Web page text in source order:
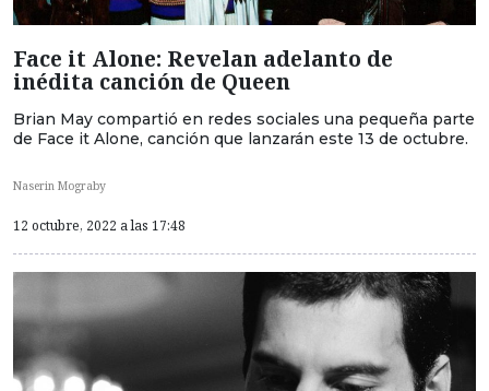
Face it Alone: Revelan adelanto de
inédita canción de Queen
Brian May compartió en redes sociales una pequeña parte
de Face it Alone, canción que lanzarán este 13 de octubre.
Naserin Mograby
12 octubre, 2022 a las 17:48